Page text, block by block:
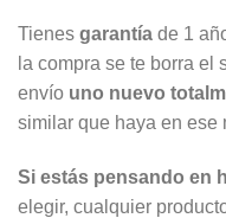
Tienes garantía de 1
la compra se te borra el
envío uno nuevo
similar que haya en ese
Si estás pensando en
elegir, cualquier